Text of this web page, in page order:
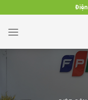
to
content